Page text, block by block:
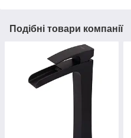
Подібні товари компанії